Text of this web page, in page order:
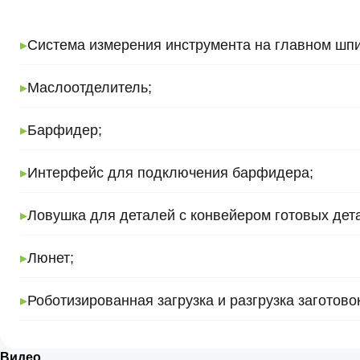
▸Система измерения инструмента на главном
▸Маслоотделитель;
▸Барфидер;
▸Интерфейс для подключения барфидера;
▸Ловушка для деталей с конвейером готовых
▸Люнет;
▸Роботизированная загрузка и разгрузка
Видео